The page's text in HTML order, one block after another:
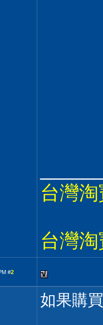
台灣
台灣
#2
如果購